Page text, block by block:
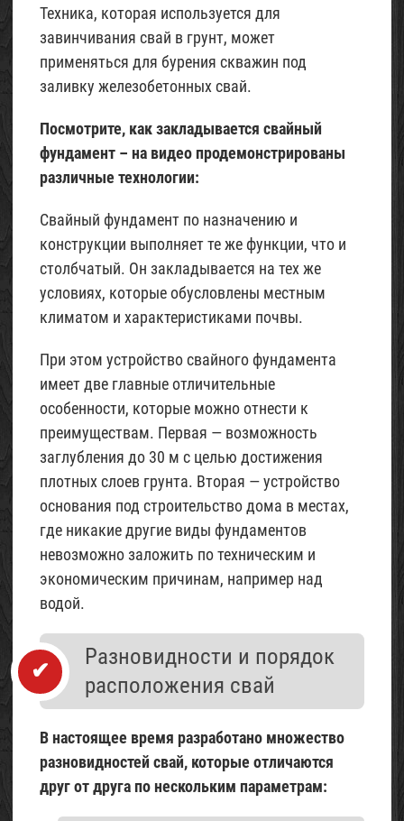
Техника, которая используется для
завинчивания свай в грунт, может
применяться для бурения скважин под
заливку железобетонных свай.
Посмотрите, как закладывается свайный
фундамент – на видео продемонстрированы
различные технологии:
Свайный фундамент по назначению и
конструкции выполняет те же функции, что и
столбчатый. Он закладывается на тех же
условиях, которые обусловлены местным
климатом и характеристиками почвы.
При этом устройство свайного фундамента
имеет две главные отличительные
особенности, которые можно отнести к
преимуществам. Первая — возможность
заглубления до 30 м с целью достижения
плотных слоев грунта. Вторая — устройство
основания под строительство дома в местах,
где никакие другие виды фундаментов
невозможно заложить по техническим и
экономическим причинам, например над
водой.
Разновидности и порядок
расположения свай
В настоящее время разработано множество
разновидностей свай, которые отличаются
друг от друга по нескольким параметрам: